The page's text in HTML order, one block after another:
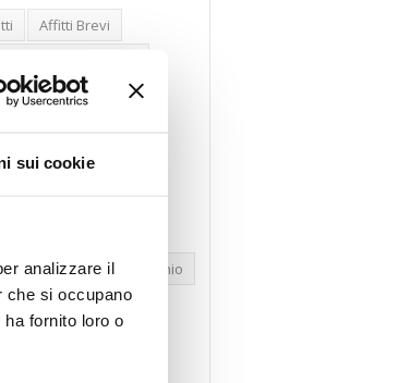
sui cookie
analizzare il
che si occupano
fornito loro o
Affitti Brevi
Bilocali
Carenza Alloggi
Condominio
Confedilizia.EU